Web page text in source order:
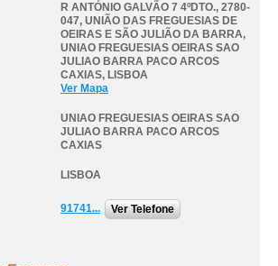
R ANTÓNIO GALVÃO 7 4ºDTO., 2780-
047, UNIÃO DAS FREGUESIAS DE
OEIRAS E SÃO JULIÃO DA BARRA,
UNIAO FREGUESIAS OEIRAS SAO
JULIAO BARRA PACO ARCOS
CAXIAS, LISBOA
Ver Mapa
UNIAO FREGUESIAS OEIRAS SAO
JULIAO BARRA PACO ARCOS
CAXIAS
LISBOA
91741... Ver Telefone